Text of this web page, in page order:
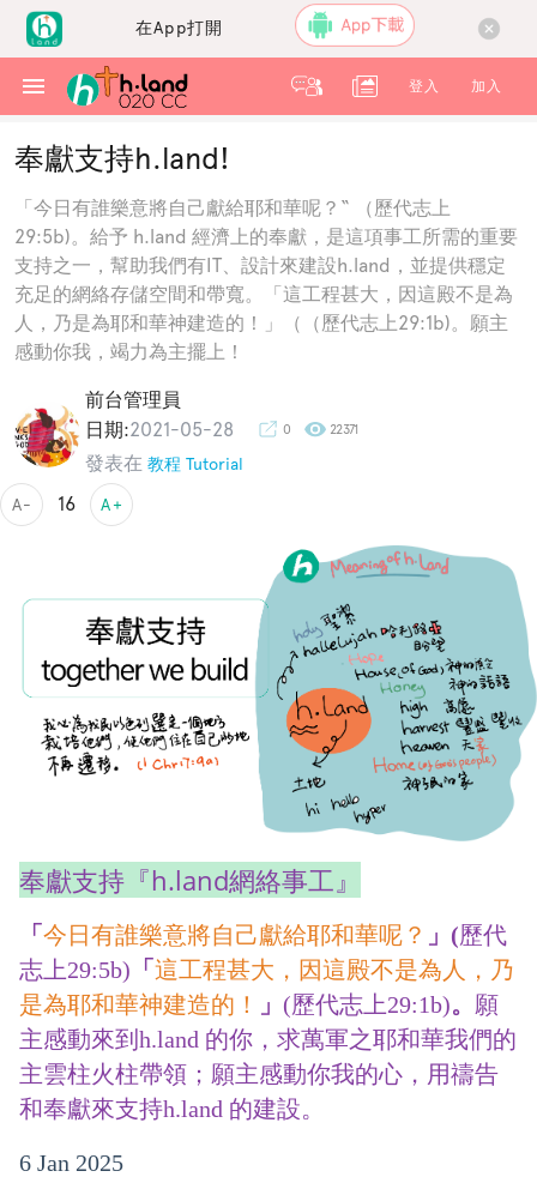
在App打開
登入 加入
奉獻支持h.land!
「今日有誰樂意將自己獻給耶和華呢？“ （歷代志上
29:5b)。給予 h.land 經濟上的奉獻，是這項事工所需的重要
支持之一，幫助我們有IT、設計來建設h.land，並提供穩定
充足的網絡存儲空間和帶寬。「這工程甚大，因這殿不是為
人，乃是為耶和華神建造的！」（（歷代志上29:1b)。願主
感動你我，竭力為主擺上！
前台管理員
日期:2021-05-28 0 22371
發表在 教程 Tutorial
A- 16 A+
奉獻支持『h.land網絡事工』
「 今日有誰樂意將自己獻給耶和華呢？ 」(歷代
志上29:5b) 「 這工程甚大，因這殿不是為人，乃
是為耶和華神建造的！
」 (歷代志上29:1b)。 願
主感動來到h.land 的你，求萬軍之耶和華我們的
主雲柱火柱帶領；願主感動你我的心，用禱告
和奉獻來支持h.land 的建設。
6 Jan 2025